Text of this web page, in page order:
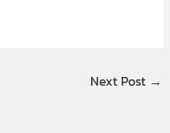
Next Post →